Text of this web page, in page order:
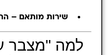
שירות מותאם –
למה "מצבר